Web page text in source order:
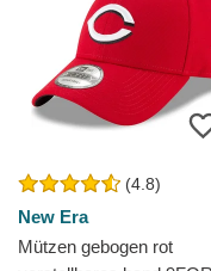
(4.8)
New Era
Mützen gebogen rot